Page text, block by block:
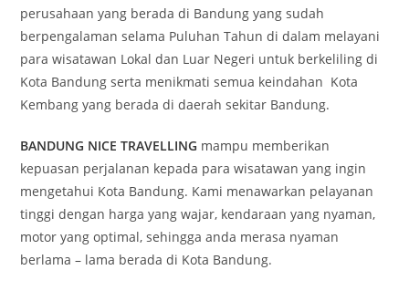
perusahaan yang berada di Bandung yang sudah
berpengalaman selama Puluhan Tahun di dalam melayani
para wisatawan Lokal dan Luar Negeri untuk berkeliling di
Kota Bandung serta menikmati semua keindahan Kota
Kembang yang berada di daerah sekitar Bandung.
BANDUNG NICE TRAVELLING mampu memberikan
kepuasan perjalanan kepada para wisatawan yang ingin
mengetahui Kota Bandung. Kami menawarkan pelayanan
tinggi dengan harga yang wajar, kendaraan yang nyaman,
motor yang optimal, sehingga anda merasa nyaman
berlama – lama berada di Kota Bandung.